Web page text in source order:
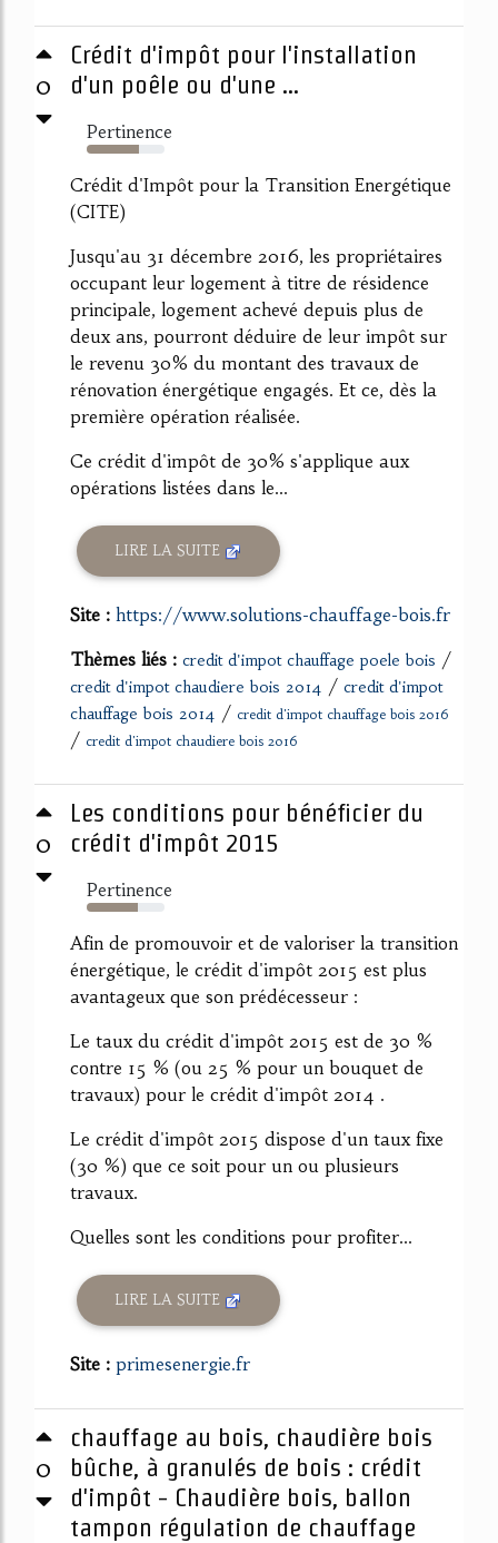
0
Crédit d'impôt pour l'installation
d'un poêle ou d'une ...
Pertinence
67%
Crédit d'Impôt pour la Transition Energétique
(CITE)
Jusqu'au 31 décembre 2016, les propriétaires
occupant leur logement à titre de résidence
principale, logement achevé depuis plus de
deux ans, pourront déduire de leur impôt sur
le revenu 30% du montant des travaux de
rénovation énergétique engagés. Et ce, dès la
première opération réalisée.
Ce crédit d'impôt de 30% s'applique aux
opérations listées dans le...
LIRE LA SUITE
Site : https://www.solutions-chauffage-bois.fr
Thèmes liés : credit d'impot chauffage poele bois /
credit d'impot chaudiere bois 2014 / credit d'impot
chauffage bois 2014 / credit d'impot chauffage bois 2016
/ credit d'impot chaudiere bois 2016
0
Les conditions pour bénéficier du
crédit d'impôt 2015
Pertinence
65%
Afin de promouvoir et de valoriser la transition
énergétique, le crédit d'impôt 2015 est plus
avantageux que son prédécesseur :
Le taux du crédit d'impôt 2015 est de 30 %
contre 15 % (ou 25 % pour un bouquet de
travaux) pour le crédit d'impôt 2014 .
Le crédit d'impôt 2015 dispose d'un taux fixe
(30 %) que ce soit pour un ou plusieurs
travaux.
Quelles sont les conditions pour profiter...
LIRE LA SUITE
Site : primesenergie.fr
0
chauffage au bois, chaudière bois
bûche, à granulés de bois : crédit
d'impôt - Chaudière bois, ballon
tampon régulation de chauffage